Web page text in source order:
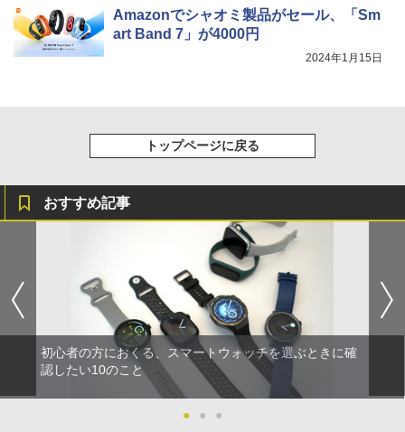
Amazonでシャオミ製品がセール、「Sm
art Band 7」が4000円
2024年1月15日
トップページに戻る
おすすめ記事
初心者の方におくる、スマートウォッチを選ぶときに確
認したい10のこと
● ● ●